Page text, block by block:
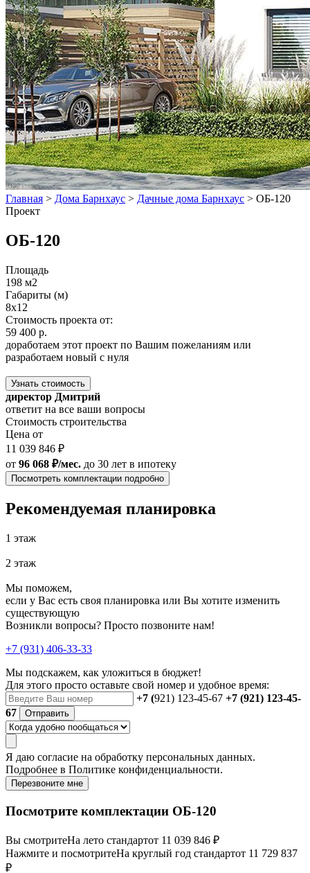
Главная > Дома Барнхаус > Дачные дома Барнхаус > ОБ-120
Проект
ОБ-120
Площадь
198 м2
Габариты (м)
8x12
Стоимость проекта от:
59 400 р.
доработаем этот проект по Вашим пожеланиям или
разработаем новый с нуля
Узнать стоимость
директор Дмитрий
ответит на все ваши вопросы
Стоимость строительства
Цена от
11 039 846 ₽
от 96 068 ₽/мес. до 30 лет в ипотеку
Посмотреть комплектации подробно
Рекомендуемая планировка
1 этаж
2 этаж
Мы поможем,
если у Вас есть своя планировка или Вы хотите изменить
существующую
Возникли вопросы? Просто позвоните нам!
+7 (931) 406-33-33
Мы подскажем, как уложиться в бюджет!
Для этого просто оставьте свой номер и удобное время:
+7 (921) 123-45-67 +7 (921) 123-45-
67
Отправить
Я даю согласие на обработку персональных данных.
Подробнее в Политике конфиденциальности.
Перезвоните мне
Посмотрите комплектации ОБ-120
Вы смотритеНа лето стандартот 11 039 846 ₽
Нажмите и посмотритеНа круглый год стандартот 11 729 837
₽